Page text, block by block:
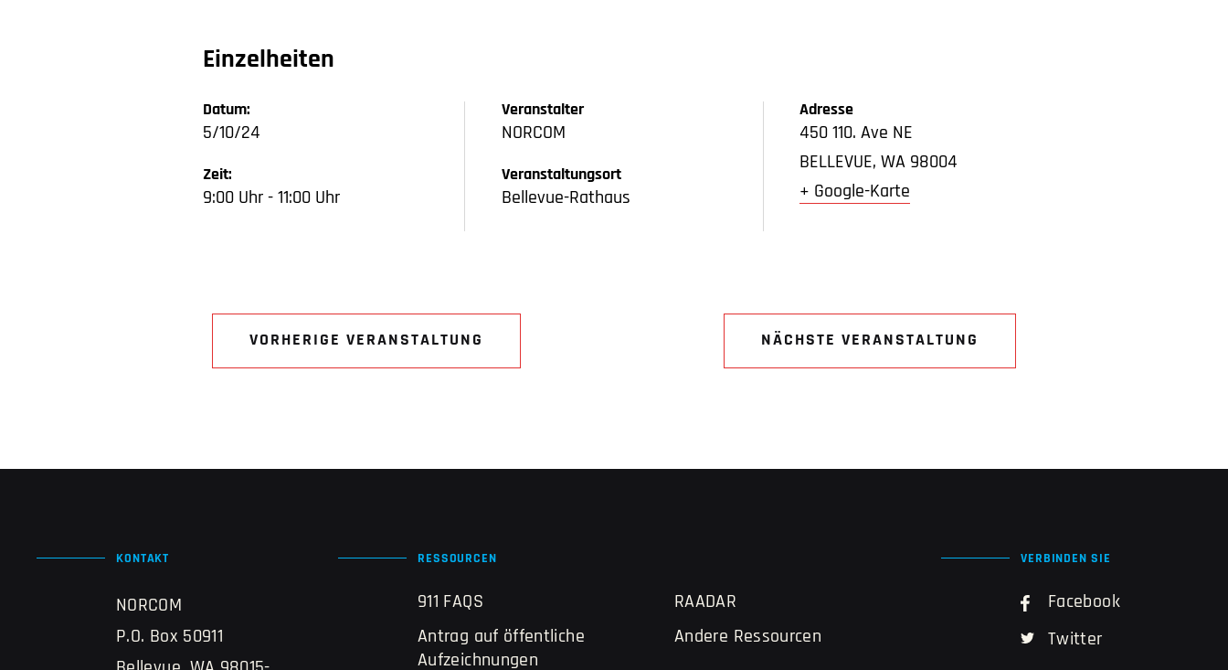
Einzelheiten
Datum:
5/10/24
Zeit:
9:00 Uhr - 11:00 Uhr
Veranstalter
NORCOM
Veranstaltungsort
Bellevue-Rathaus
Adresse
450 110. Ave NE
BELLEVUE, WA 98004
+ Google-Karte
VORHERIGE VERANSTALTUNG NÄCHSTE VERANSTALTUNG
KONTAKT
NORCOM
P.O. Box 50911
RESSOURCEN
911 FAQS
Antrag auf öffentliche
Aufzeichnungen
RAADAR
Andere Ressourcen
VERBINDEN SIE
Facebook
Twitter